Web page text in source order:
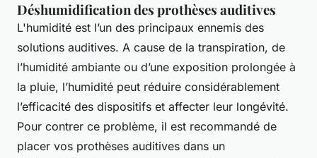
Déshumidification des prothèses auditives
L'humidité est l’un des principaux ennemis des
solutions auditives. A cause de la transpiration, de
l’humidité ambiante ou d’une exposition prolongée à
la pluie, l’humidité peut réduire considérablement
l’efficacité des dispositifs et affecter leur longévité.
Pour contrer ce problème, il est recommandé de
placer vos prothèses auditives dans un